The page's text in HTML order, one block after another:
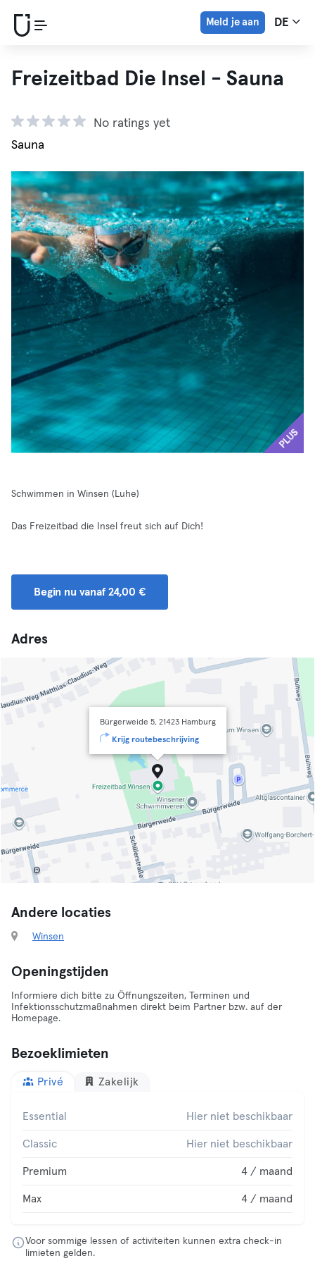
Meld je aan DE
Freizeitbad Die Insel - Sauna
No ratings yet
Sauna
PLUS
Schwimmen in Winsen (Luhe)
Das Freizeitbad die Insel freut sich auf Dich!
Begin nu vanaf 24,00 €
Adres
Bürgerweide 5, 21423 Hamburg
Krijg routebeschrijving
Andere locaties
Winsen
Openingstijden
Informiere dich bitte zu Öffnungszeiten, Terminen und
Infektionsschutzmaßnahmen direkt beim Partner bzw. auf der
Homepage.
Bezoeklimieten
Privé Zakelijk
Essential Hier niet beschikbaar
Classic Hier niet beschikbaar
Premium 4 / maand
Max 4 / maand
Voor sommige lessen of activiteiten kunnen extra check-in
limieten gelden.